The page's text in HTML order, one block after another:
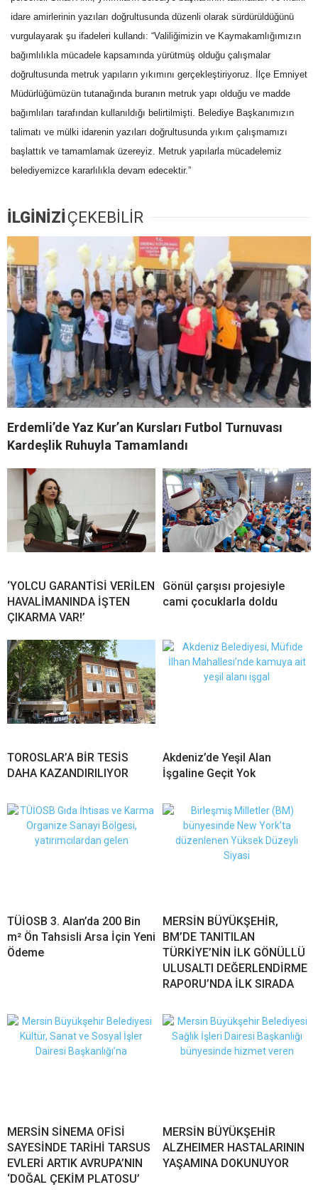
idare amirlerinin yazıları doğrultusunda düzenli olarak sürdürüldüğünü
vurgulayarak şu ifadeleri kullandı: “Valiliğimizin ve Kaymakamlığımızın
bağımlılıkla mücadele kapsamında yürütmüş olduğu çalışmalar
doğrultusunda metruk yapıların yıkımını gerçekleştiriyoruz. İlçe Emniyet
Müdürlüğümüzün tutanağında buranın metruk yapı olduğu ve madde
bağımlıları tarafından kullanıldığı belirtilmişti. Belediye Başkanımızın
talimatı ve mülki idarenin yazıları doğrultusunda yıkım çalışmamızı
başlattık ve tamamlamak üzereyiz. Metruk yapılarla mücadelemiz
belediyemizce kararlılıkla devam edecektir.”
İLGİNİZİ ÇEKEBİLİR
Erdemli’de Yaz Kur’an Kursları Futbol Turnuvası
Kardeşlik Ruhuyla Tamamlandı
‘YOLCU GARANTİSİ VERİLEN
HAVALİMANINDA İŞTEN
ÇIKARMA VAR!’
Gönül çarşısı projesiyle
cami çocuklarla doldu
TOROSLAR’A BİR TESİS
DAHA KAZANDIRILIYOR
Akdeniz’de Yeşil Alan
İşgaline Geçit Yok
TÜİOSB 3. Alan’da 200 Bin
m² Ön Tahsisli Arsa İçin Yeni
Ödeme
MERSİN BÜYÜKŞEHİR,
BM’DE TANITILAN
TÜRKİYE’NİN İLK GÖNÜLLÜ
ULUSALTI DEĞERLENDİRME
RAPORU’NDA İLK SIRADA
MERSİN SİNEMA OFİSİ
SAYESİNDE TARİHİ TARSUS
EVLERİ ARTIK AVRUPA’NIN
‘DOĞAL ÇEKİM PLATOSU’
MERSİN BÜYÜKŞEHİR
ALZHEIMER HASTALARININ
YAŞAMINA DOKUNUYOR